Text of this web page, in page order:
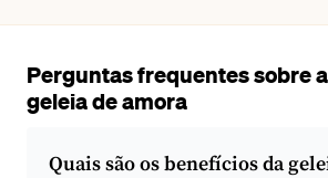
Perguntas frequentes sobre
geleia de amora
Quais são os benefícios da